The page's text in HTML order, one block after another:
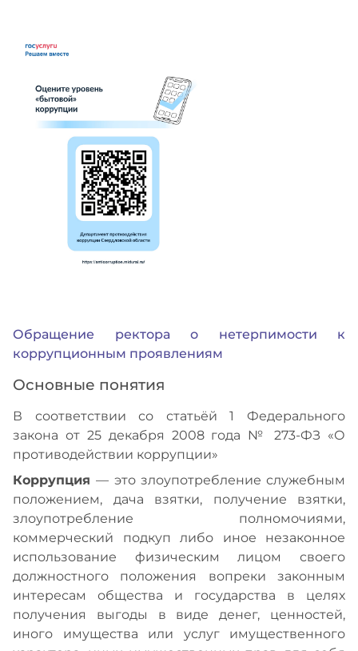
Обращение ректора о нетерпимости к
коррупционным проявлениям
Основные понятия
В соответствии со статьёй 1 Федерального
закона от 25 декабря 2008 года № 273-ФЗ «О
противодействии коррупции»
Коррупция— это злоупотребление служебным
положением, дача взятки, получение взятки,
злоупотребление полномочиями,
коммерческий подкуп либо иное незаконное
использование физическим лицом своего
должностного положения вопреки законным
интересам общества и государства в целях
получения выгоды в виде денег, ценностей,
иного имущества или услуг имущественного